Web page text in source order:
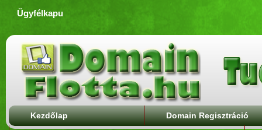
Ügyfélkapu
Kezdőlap Domain Regisztráció